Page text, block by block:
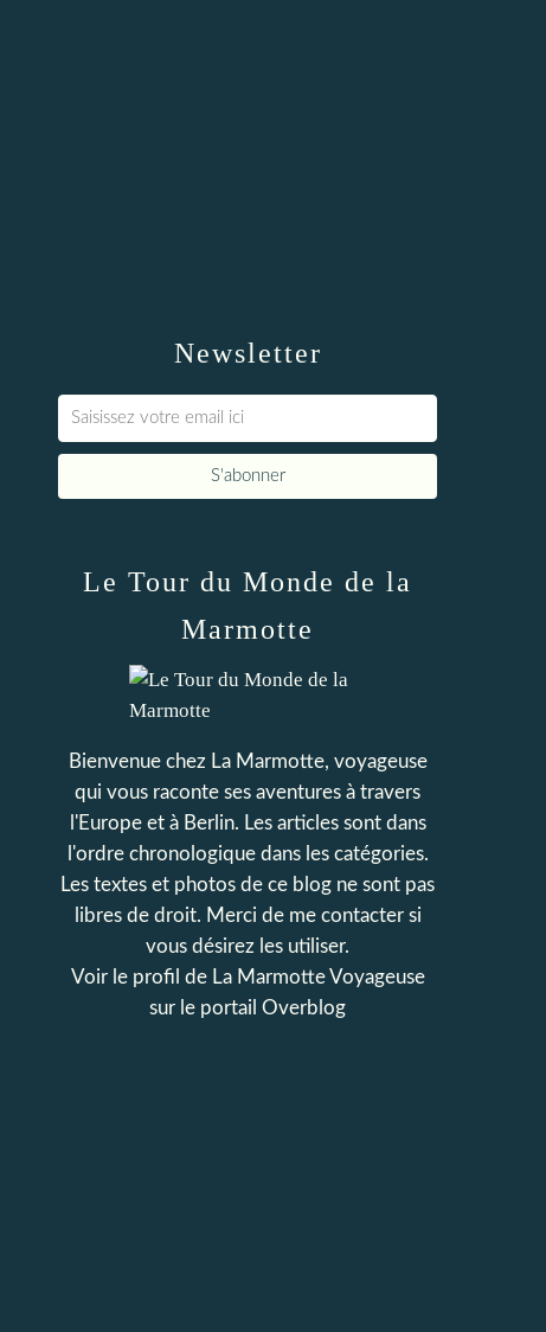
Newsletter
Le Tour du Monde de la
Marmotte
Bienvenue chez La Marmotte, voyageuse
qui vous raconte ses aventures à travers
l'Europe et à Berlin. Les articles sont dans
l'ordre chronologique dans les catégories.
Les textes et photos de ce blog ne sont pas
libres de droit. Merci de me contacter si
vous désirez les utiliser.
Voir le profil de La Marmotte Voyageuse
sur le portail Overblog